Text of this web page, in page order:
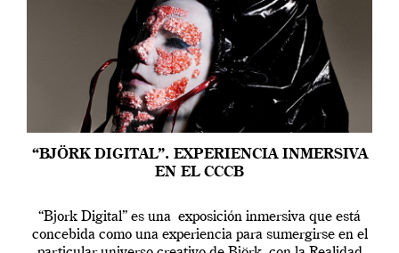
“BJÖRK DIGITAL”. EXPERIENCIA INMERSIVA
EN EL CCCB
“Bjork Digital” es una exposición inmersiva que está
concebida como una experiencia para sumergirse en el